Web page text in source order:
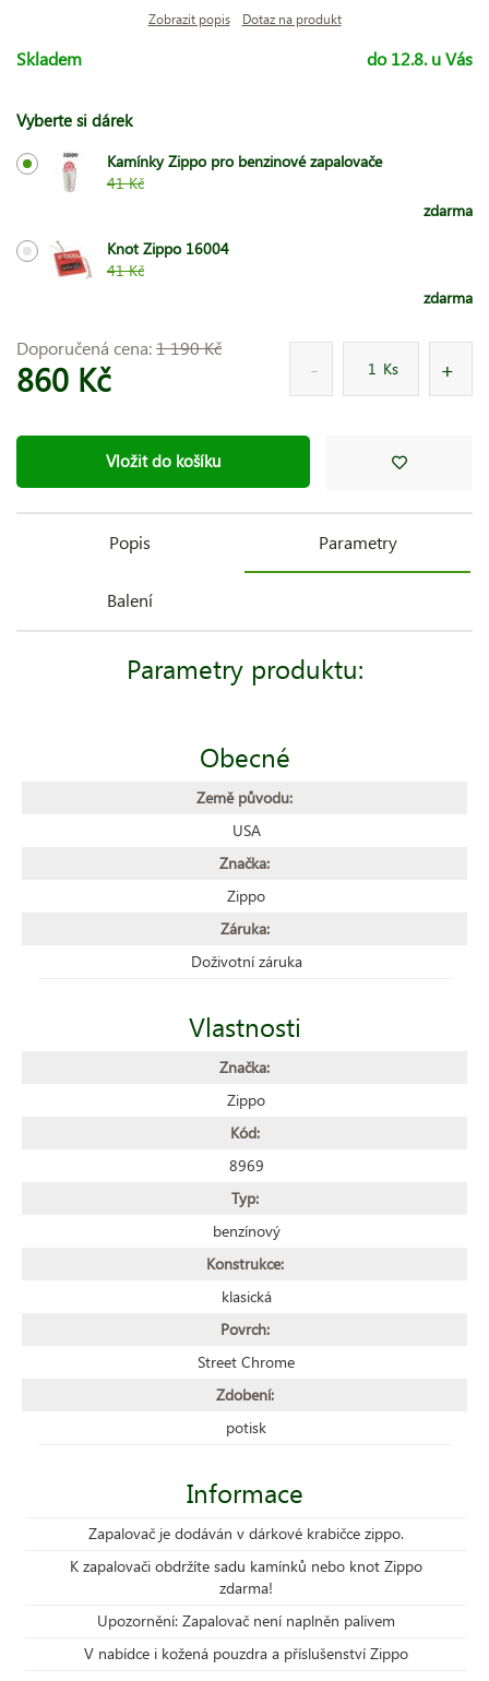
Zobrazit popis Dotaz na produkt
Skladem do 12.8. u Vás
Vyberte si dárek
Kamínky Zippo pro benzinové zapalovače
41 Kč
zdarma
Knot Zippo 16004
41 Kč
zdarma
Doporučená cena:1 190 Kč
860 Kč Ks
Vložit do košíku
Popis Parametry
Balení
Parametry produktu:
Obecné
Země původu:
USA
Značka:
Zippo
Záruka:
Doživotní záruka
Vlastnosti
Značka:
Zippo
Kód:
8969
Typ:
benzínový
Konstrukce:
klasická
Povrch:
Street Chrome
Zdobení:
potisk
Informace
Zapalovač je dodáván v dárkové krabičce zippo.
K zapalovači obdržíte sadu kamínků nebo knot Zippo
zdarma!
Upozornění: Zapalovač není naplněn palivem
V nabídce i kožená pouzdra a příslušenství Zippo